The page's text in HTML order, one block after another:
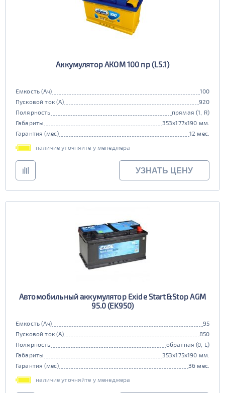
Аккумулятор АКОМ 100 пр (L5.1)
Емкость (Ач)
100
Пусковой ток (А)
920
Полярность
прямая (1, R)
Габариты
353x177x190 мм.
Гарантия (мес)
12 мес.
наличие уточняйте у менеджера
УЗНАТЬ ЦЕНУ
Автомобильный аккумулятор Exide Start&Stop AGM
95.0 (EK950)
Емкость (Ач)
95
Пусковой ток (А)
850
Полярность
обратная (0, L)
Габариты
353x175x190 мм.
Гарантия (мес)
36 мес.
наличие уточняйте у менеджера